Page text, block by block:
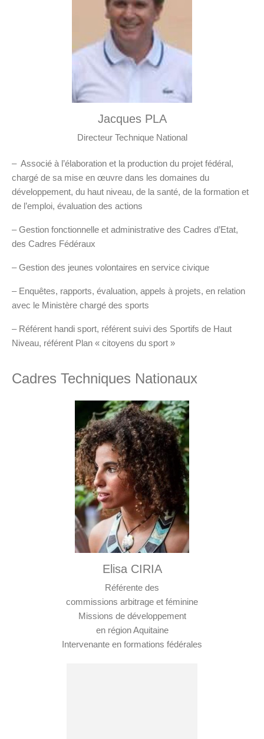
Jacques PLA
Directeur Technique National
– Associé à l’élaboration et la production du projet fédéral,
chargé de sa mise en œuvre dans les domaines du
développement, du haut niveau, de la santé, de la formation et
de l’emploi, évaluation des actions
– Gestion fonctionnelle et administrative des Cadres d’Etat,
des Cadres Fédéraux
– Gestion des jeunes volontaires en service civique
– Enquêtes, rapports, évaluation, appels à projets, en relation
avec le Ministère chargé des sports
– Référent handi sport, référent suivi des Sportifs de Haut
Niveau, référent Plan « citoyens du sport »
Cadres Techniques Nationaux
Elisa CIRIA
Référente des
commissions arbitrage et féminine
Missions de développement
en région Aquitaine
Intervenante en formations fédérales